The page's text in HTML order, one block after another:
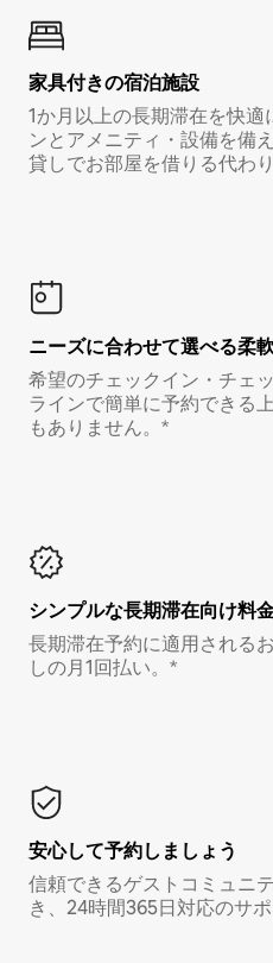
家具付き⁠の宿⁠泊⁠施⁠設
1か月以上の長期滞在を快
ンとアメニティ・設備を備
貸しでお部屋を借りる代わ
ニーズに合わせて選べる柔
希望のチェックイン・チェ
ラインで簡単に予約できる
もありません。*
シンプルな長期滞在向け料
長期滞在予約に適用される
しの月1回払い。*
安心して予約しましょう
信頼できるゲストコミュニ
き、24時間365日対応のサ